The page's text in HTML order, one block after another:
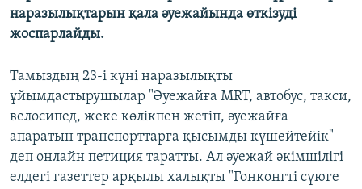
наразылықтарын қала әуежайында өткізуді
жоспарлайды.
Тамыздың 23-і күні наразылықты
ұйымдастырушылар "Әуежайға MRT, автобус, такси,
велосипед, жеке көлікпен жетіп, әуежайға
апаратын транспорттарға қысымды күшейтейік"
деп онлайн петиция таратты. Ал әуежай әкімшілігі
елдегі газеттер арқылы халықты "Гонконгті сүюге